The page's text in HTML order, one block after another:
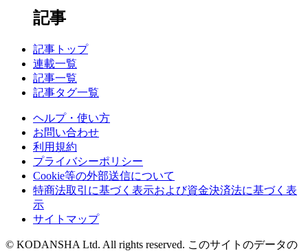
記事
記事トップ
連載一覧
記事一覧
記事タグ一覧
ヘルプ・使い方
お問い合わせ
利用規約
プライバシーポリシー
Cookie等の外部送信について
特商法取引に基づく表示および資金決済法に基づく表
示
サイトマップ
© KODANSHA Ltd. All rights reserved. このサイトのデータの